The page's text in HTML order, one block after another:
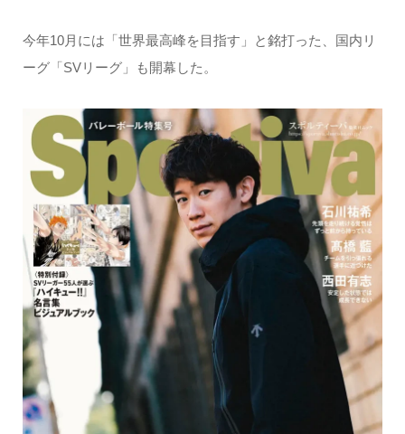
今年10月には「世界最高峰を目指す」と銘打った、国内リ
ーグ「SVリーグ」も開幕した。